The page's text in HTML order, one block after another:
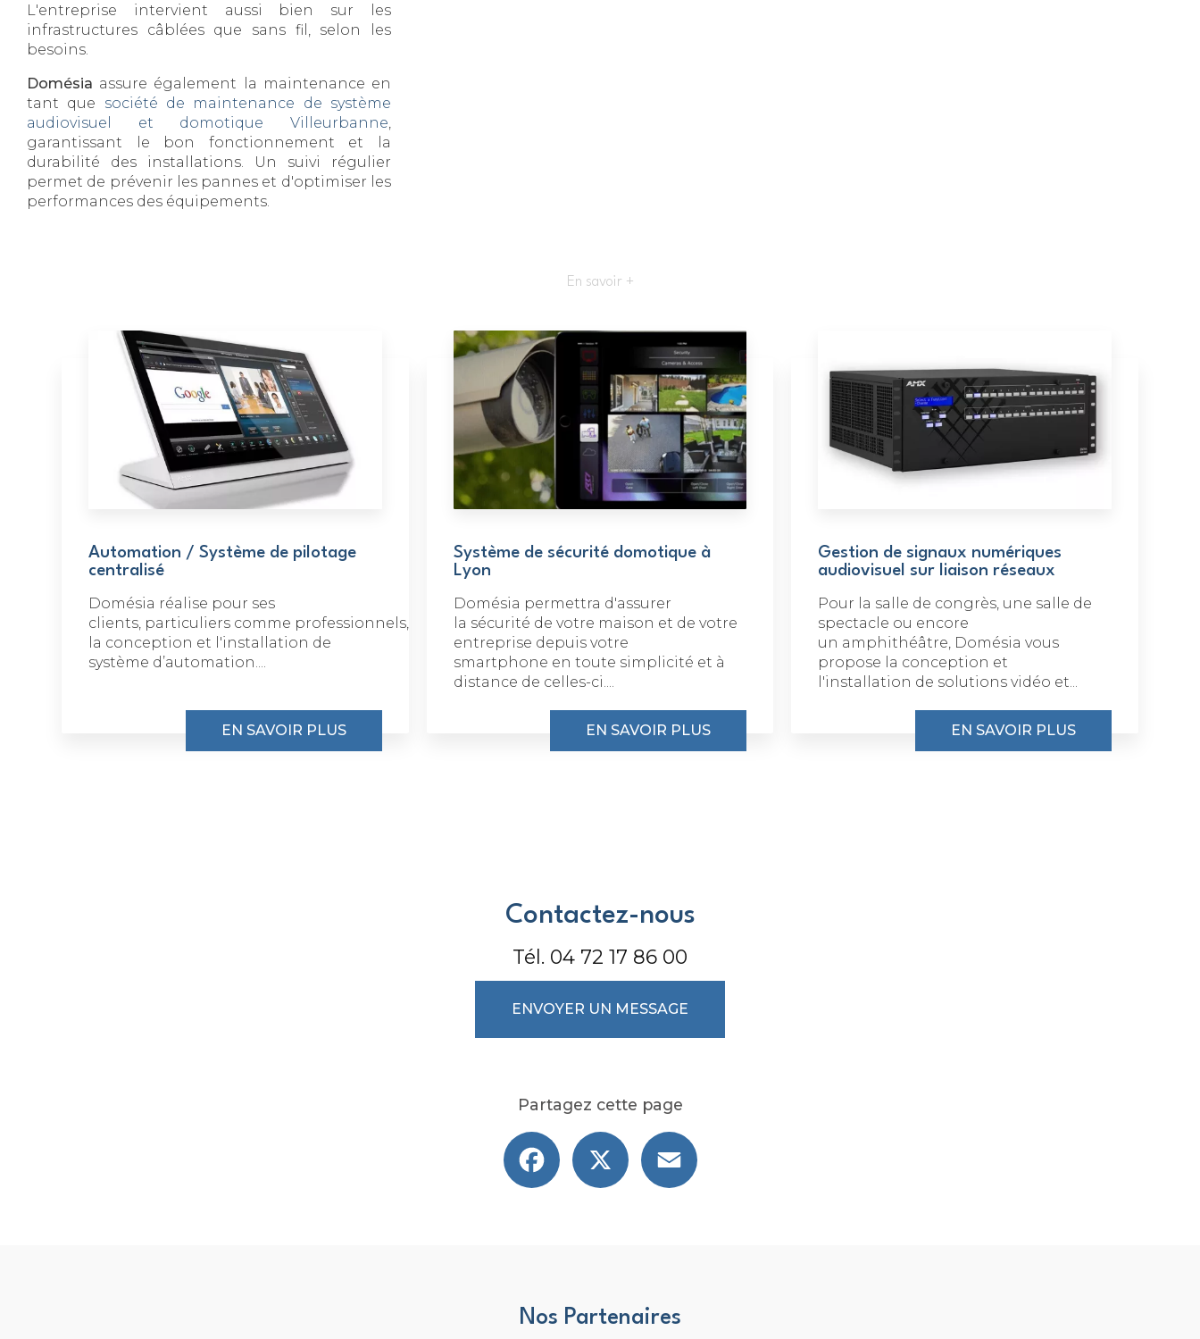
L'entreprise intervient aussi bien sur les
infrastructures câblées que sans fil, selon les
besoins.
Domésia assure également la maintenance en
tant que société de maintenance de système
audiovisuel et domotique Villeurbanne
garantissant le bon fonctionnement et la
durabilité des installations. Un suivi régulier
permet de prévenir les pannes et d'optimiser les
performances des équipements.
En savoir +
Automation / Système de pilotage
centralisé
Domésia réalise pour ses
clients, particuliers comme professionnels,
la conception et l'installation de
système d’automation....
EN SAVOIR PLUS
Système de sécurité domotique à
Lyon
Domésia permettra d'assurer
la sécurité de votre maison et de votre
entreprise depuis votre
smartphone en toute simplicité et à
distance de celles-ci....
EN SAVOIR PLUS
Gestion de signaux numériques
audiovisuel sur liaison réseaux
Pour la salle de congrès, une salle de
spectacle ou encore
un amphithéâtre, Domésia vous
propose la conception et
l'installation de solutions vidéo et...
EN SAVOIR PLUS
Contactez-nous
Tél. 04 72 17 86 00
ENVOYER UN MESSAGE
Partagez cette page
Facebook
Nos Partenaires